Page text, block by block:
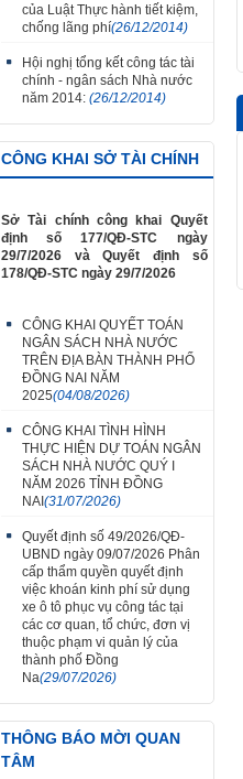
của Luật Thực hành tiết kiệm,
chống lãng phí(26/12/2014)
Hội nghị tổng kết công tác tài
chính - ngân sách Nhà nước
năm 2014:(26/12/2014)
CÔNG KHAI SỞ TÀI CHÍNH
Sở Tài chính công khai Quyết
định số 177/QĐ-STC ngày
29/7/2026 và Quyết định số
178/QĐ-STC ngày 29/7/2026
CÔNG KHAI QUYẾT TOÁN
NGÂN SÁCH NHÀ NƯỚC
TRÊN ĐỊA BÀN THÀNH PHỐ
ĐỒNG NAI NĂM
2025(04/08/2026)
CÔNG KHAI TÌNH HÌNH
THỰC HIỆN DỰ TOÁN NGÂN
SÁCH NHÀ NƯỚC QUÝ I
NĂM 2026 TỈNH ĐỒNG
NAI(31/07/2026)
Quyết định số 49/2026/QĐ-
UBND ngày 09/07/2026 Phân
cấp thẩm quyền quyết định
việc khoán kinh phí sử dụng
xe ô tô phục vụ công tác tại
các cơ quan, tổ chức, đơn vị
thuộc phạm vi quản lý của
thành phố Đồng
Na(29/07/2026)
THÔNG BÁO MỜI QUAN
TÂM